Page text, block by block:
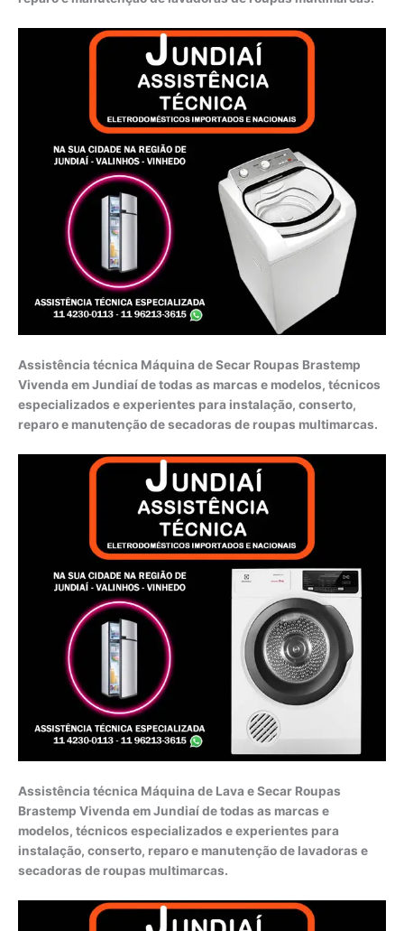
Assistência técnica Máquina de Secar Roupas Brastemp
Vivenda em Jundiaí de todas as marcas e modelos, técnicos
especializados e experientes para instalação, conserto,
reparo e manutenção de secadoras de roupas multimarcas.
Assistência técnica Máquina de Lava e Secar Roupas
Brastemp Vivenda em Jundiaí de todas as marcas e
modelos, técnicos especializados e experientes para
instalação, conserto, reparo e manutenção de lavadoras e
secadoras de roupas multimarcas.